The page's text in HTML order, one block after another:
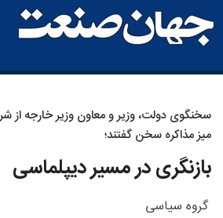
سخنگوی دولت، وزیر و معاون وزیر خارجه از
میز مذاکره سخن گفتند؛
بازنگری در مسیر دیپلماسی
گروه سیاسی